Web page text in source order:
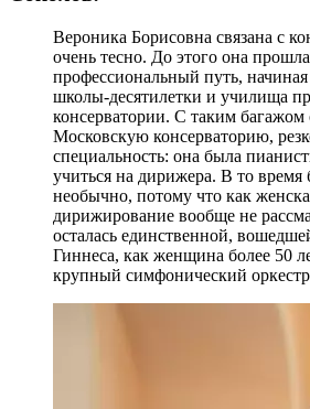
Вероника Борисовна связана с
очень тесно. До этого она
профессиональный путь,
школы-десятилетки и училища
консерватории. С таким багажом
Московскую консерваторию,
специальность: она была
учиться на дирижера. В то
необычно, потому что как
дирижирование вообще не
осталась единственной,
Гиннеса, как женщина более 50
крупный симфонический